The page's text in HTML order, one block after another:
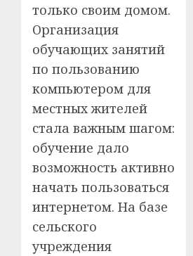
только своим домом.
Организация
обучающих занятий
по пользованию
компьютером для
местных жителей
стала важным шагом:
обучение дало
возможность активно
начать пользоваться
интернетом. На базе
сельского
учреждения